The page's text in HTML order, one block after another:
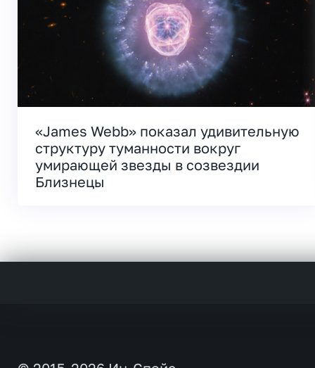
«James Webb» показал удивительную
структуру туманности вокруг
умирающей звезды в созвездии
Близнецы